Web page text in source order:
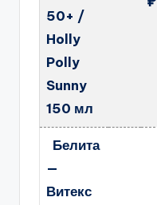
50+ /
Holly
Polly
Sunny
150 мл
Белита
—
Витекс